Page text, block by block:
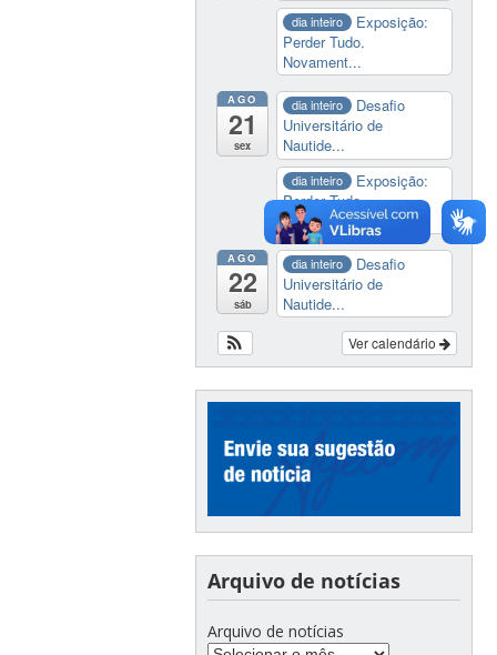
dia inteiro
Exposição:
Perder Tudo.
Novament...
AGO
21
sex
dia inteiro
Desafio
Universitário de
Nautide...
dia inteiro
Exposição:
Perder Tudo.
Novament...
AGO
22
sáb
dia inteiro
Desafio
Universitário de
Nautide...
Ver calendário
Arquivo de notícias
Arquivo de notícias